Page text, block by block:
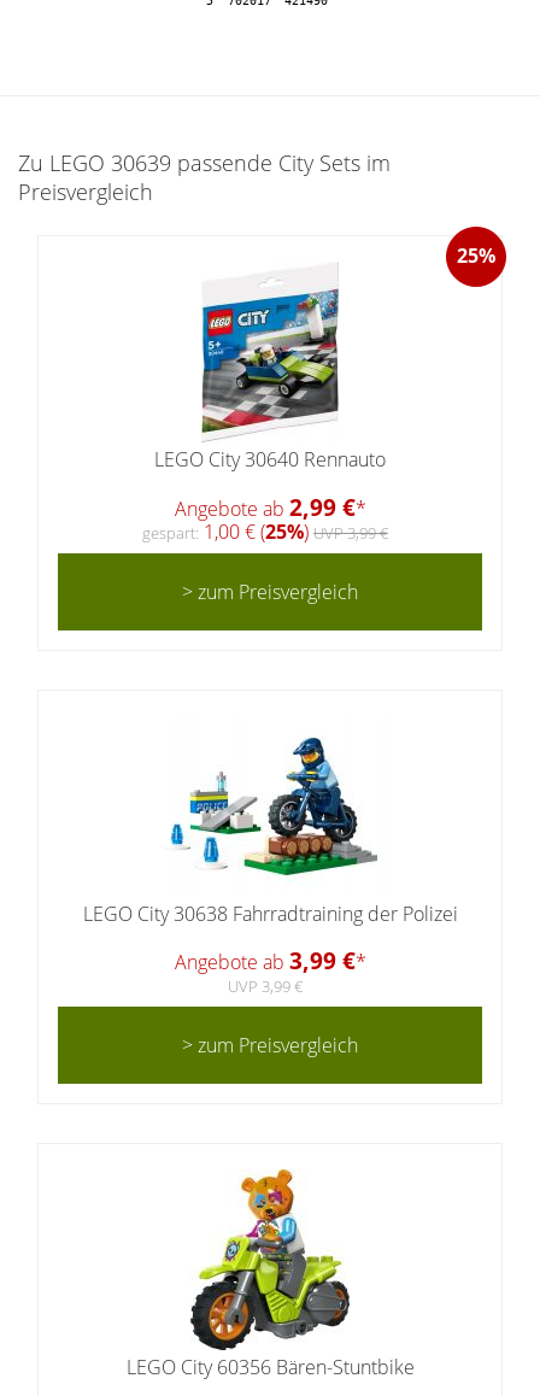
Zu LEGO 30639 passende City Sets im
Preisvergleich
25%
LEGO City 30640 Rennauto
Angebote ab 2,99 €*
gespart: 1,00 € (25%) UVP 3,99 €
> zum Preisvergleich
LEGO City 30638 Fahrradtraining der Polizei
Angebote ab 3,99 €*
UVP 3,99 €
> zum Preisvergleich
LEGO City 60356 Bären-Stuntbike